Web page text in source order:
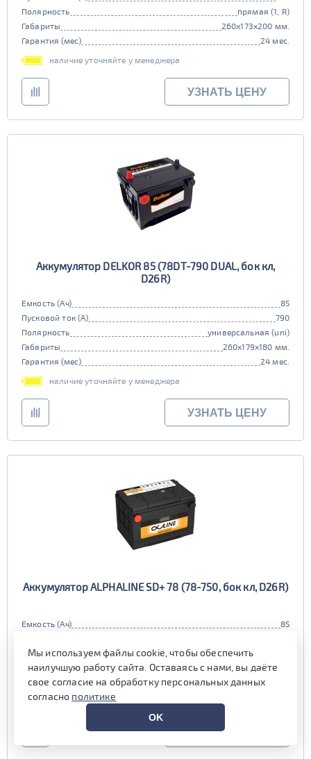
Полярность
прямая (1, R)
Габариты
260x173x200 мм.
Гарантия (мес)
24 мес.
наличие уточняйте у менеджера
УЗНАТЬ ЦЕНУ
Аккумулятор DELKOR 85 (78DT-790 DUAL, бок кл,
D26R)
Емкость (Ач)
85
Пусковой ток (А)
790
Полярность
универсальная (uni)
Габариты
260x179x180 мм.
Гарантия (мес)
24 мес.
наличие уточняйте у менеджера
УЗНАТЬ ЦЕНУ
Аккумулятор ALPHALINE SD+ 78 (78-750, бок кл, D26R)
Емкость (Ач)
85
Полярность
прямая (1, R)
Габариты
260x179x180 мм.
Гарантия (мес)
24 мес.
наличие уточняйте у менеджера
УЗНАТЬ ЦЕНУ
Мы используем файлы cookie, чтобы обеспечить
наилучшую работу сайта. Оставаясь с нами, вы даёте
свое согласие на обработку персональных данных
согласно политике
OK